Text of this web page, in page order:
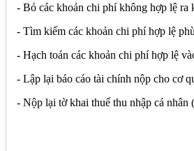
- Bỏ các khoản chi phí không hợp lệ ra
- Tìm kiếm các khoản chi phí hợp lệ
- Hạch toán các khoản chi phí hợp lệ
- Lập lại báo cáo tài chính nộp cho cơ
- Nộp lại tờ khai thuế thu nhập cá